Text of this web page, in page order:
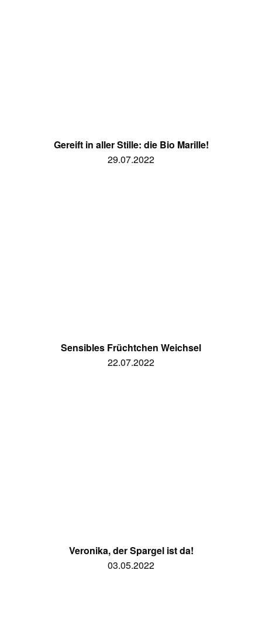
Gereift in aller Stille: die Bio Marille!
29.07.2022
Sensibles Früchtchen Weichsel
22.07.2022
Veronika, der Spargel ist da!
03.05.2022